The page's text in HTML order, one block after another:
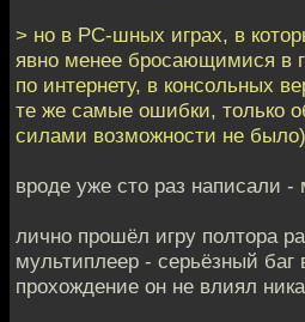
> но в PC-шных играх, в
явно менее бросающимися в
по интернету, в консольных
те же самые ошибки, только
силами возможности не
вроде уже сто раз написали -
лично прошёл игру полтора
мультиплеер - серьёзный
прохождение он не влиял